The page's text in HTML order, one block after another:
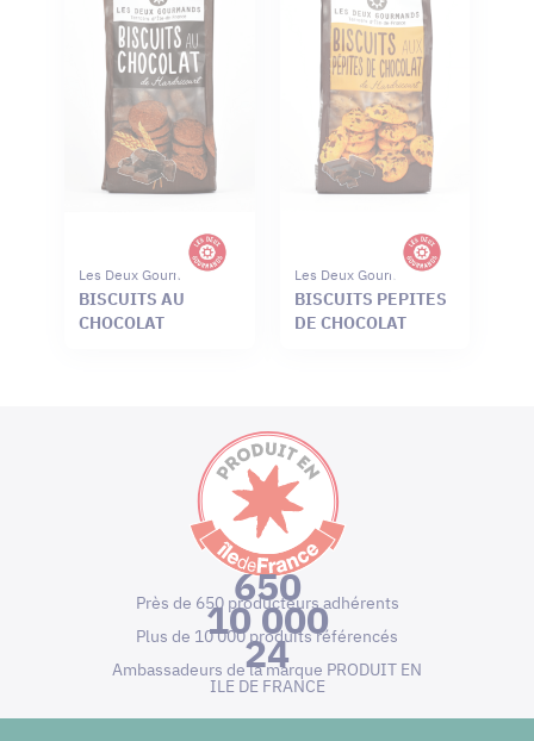
Les Deux Gourmands
BISCUITS AU
CHOCOLAT
Les Deux Gourmands
BISCUITS PEPITES
DE CHOCOLAT
650
Près de 650 producteurs adhérents
10 000
Plus de 10 000 produits référencés
24
Ambassadeurs de la marque PRODUIT EN
ILE DE FRANCE